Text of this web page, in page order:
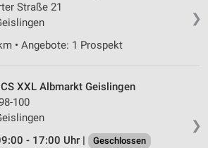
❯
Straße 21
• Angebote: 1 Prospekt
❯
XXL Albmarkt Geislingen
100
- 17:00 Uhr |
Geschlossen
von Inhalten
durch Statistiken oder
der Angebote